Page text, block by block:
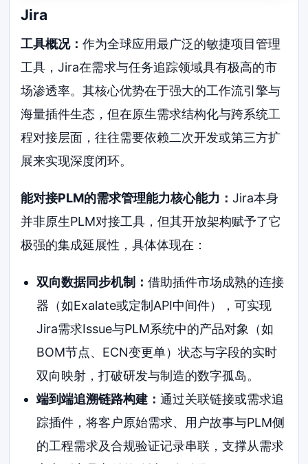
Jira
工具概况：作为全球应用最广泛的敏捷项目管理
工具，Jira在需求与任务追踪领域具有极高的市
场渗透率。其核心优势在于强大的工作流引擎与
海量插件生态，但在原生需求结构化与跨系统工
程对接层面，往往需要依赖二次开发或第三方扩
展来实现深度闭环。
能对接PLM的需求管理能力核心能力：Jira本身
并非原生PLM对接工具，但其开放架构赋予了它
极强的集成延展性，具体体现在：
双向数据同步机制： 借助插件市场成熟的连接
器（如Exalate或定制API中间件），可实现
Jira需求Issue与PLM系统中的产品对象（如
BOM节点、ECN变更单）状态与字段的实时
双向映射，打破研发与制造的数字孤岛。
端到端追溯链路构建： 通过关联链接或需求追
踪插件，将客户原始需求、用户故事与PLM侧
的工程需求及合规验证记录串联，支撑从需求